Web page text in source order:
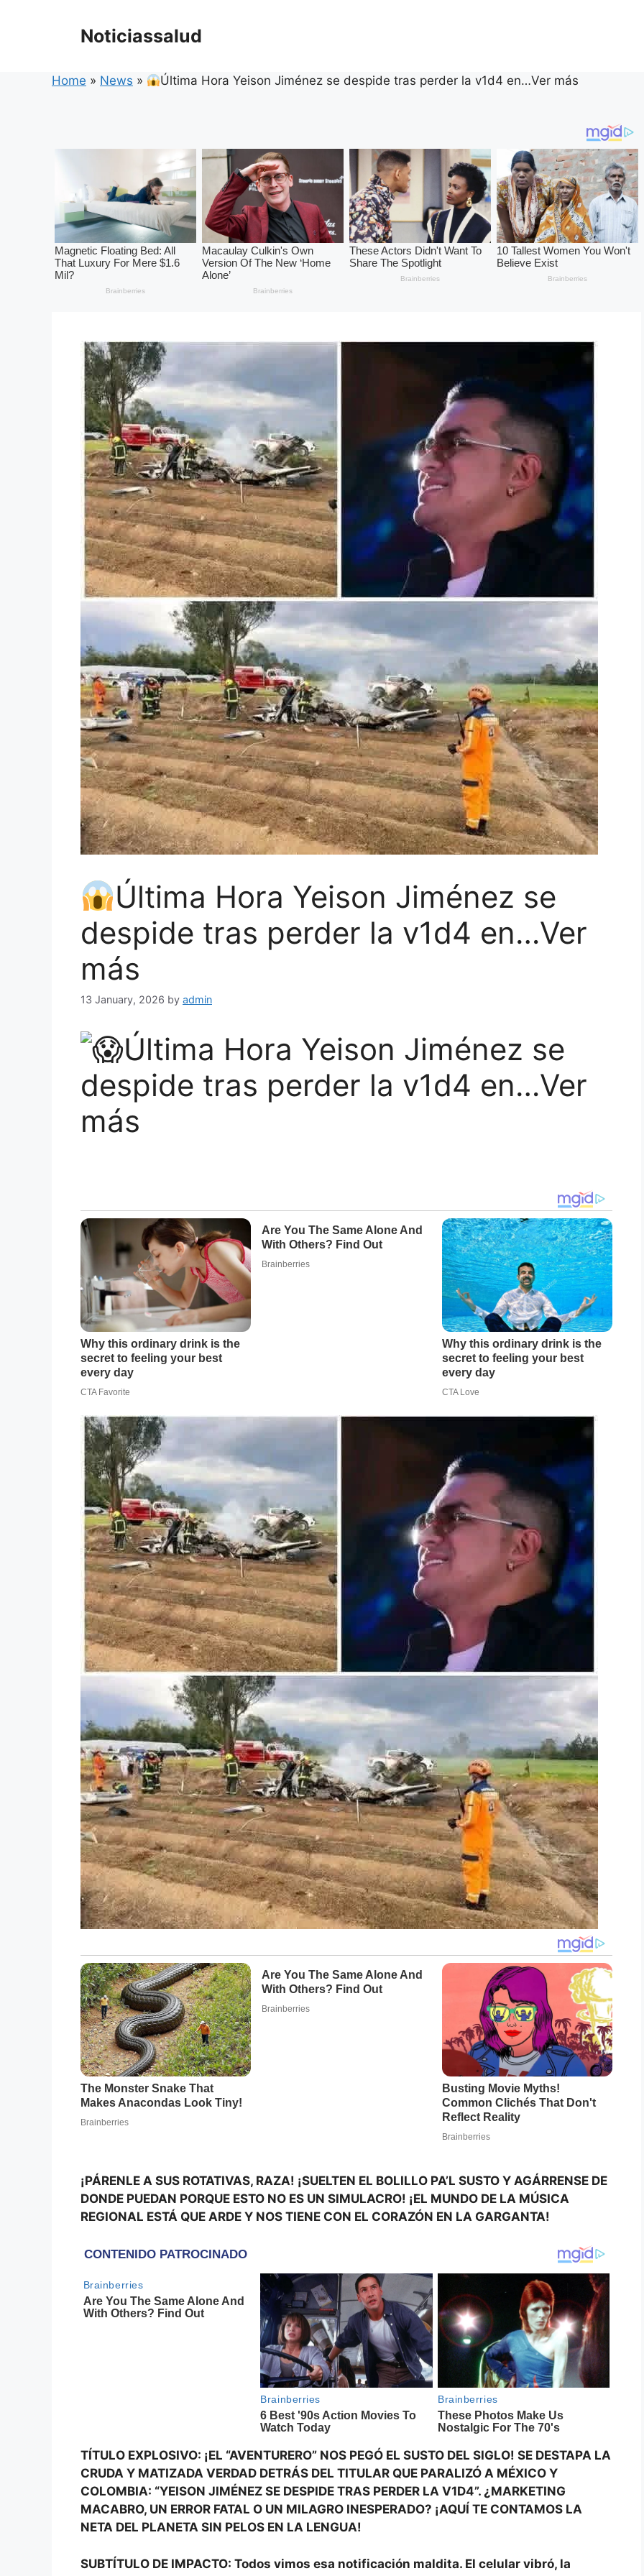
Noticiassalud
Home » News » Última Hora Yeison Jiménez se despide tras perder la v1d4 en…Ver más
Última Hora Yeison Jiménez se
despide tras perder la v1d4 en…Ver
más
13 January, 2026 by admin
Última Hora Yeison Jiménez se
despide tras perder la v1d4 en…Ver
más
¡PÁRENLE A SUS ROTATIVAS, RAZA! ¡SUELTEN EL BOLILLO PA’L SUSTO Y AGÁRRENSE DE
DONDE PUEDAN PORQUE ESTO NO ES UN SIMULACRO! ¡EL MUNDO DE LA MÚSICA
REGIONAL ESTÁ QUE ARDE Y NOS TIENE CON EL CORAZÓN EN LA GARGANTA!
TÍTULO EXPLOSIVO: ¡EL “AVENTURERO” NOS PEGÓ EL SUSTO DEL SIGLO! SE DESTAPA LA
CRUDA Y MATIZADA VERDAD DETRÁS DEL TITULAR QUE PARALIZÓ A MÉXICO Y
COLOMBIA: “YEISON JIMÉNEZ SE DESPIDE TRAS PERDER LA V1D4”. ¿MARKETING
MACABRO, UN ERROR FATAL O UN MILAGRO INESPERADO? ¡AQUÍ TE CONTAMOS LA
NETA DEL PLANETA SIN PELOS EN LA LENGUA!
SUBTÍTULO DE IMPACTO: Todos vimos esa notificación maldita. El celular vibró, la